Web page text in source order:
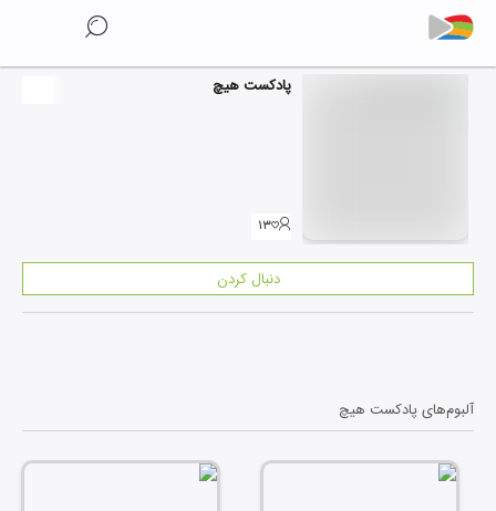
پادکست هیچ
۱۳
دنبال کردن
آلبوم‌های پادکست هیچ